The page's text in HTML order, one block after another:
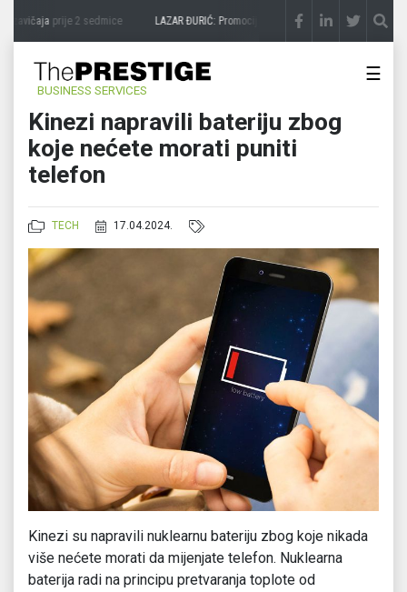
zavičajaprije 2 sedmice LAZAR ĐURIĆ: Promocija potencijal pretvara u destinaciju
BUSINESS SERVICES
☰
Kinezi napravili bateriju zbog
koje nećete morati puniti
telefon
TECH 17.04.2024.
Kinezi su napravili nuklearnu bateriju zbog koje nikada
više nećete morati da mijenjate telefon. Nuklearna
baterija radi na principu pretvaranja toplote od